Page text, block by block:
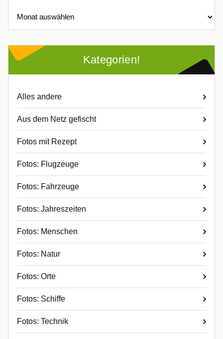
Kategorien!
Alles andere
Aus dem Netz gefischt
Fotos mit Rezept
Fotos: Flugzeuge
Fotos: Fahrzeuge
Fotos: Jahreszeiten
Fotos: Menschen
Fotos: Natur
Fotos: Orte
Fotos: Schiffe
Fotos: Technik